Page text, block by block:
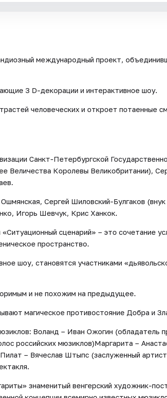
международный проект,
3 D-декорации и интерактивное шоу.
человеческих и откроет потаенные
Санкт-Петербургской
Величества Королевы Великобритании),
Сергей Шиловский-Булгаков
Игорь Шевчук, Крис Ханкок.
сценарий» – это сочетание
пространство.
шоу, становятся участниками
и не похожим на предыдущее.
магическое противостояние Добра и
Воланд – Иван Ожогин (обладатель
российских мюзиклов)Маргарита –
– Вячеслав Штыпс (заслуженный
знаменитый венгерский художник-